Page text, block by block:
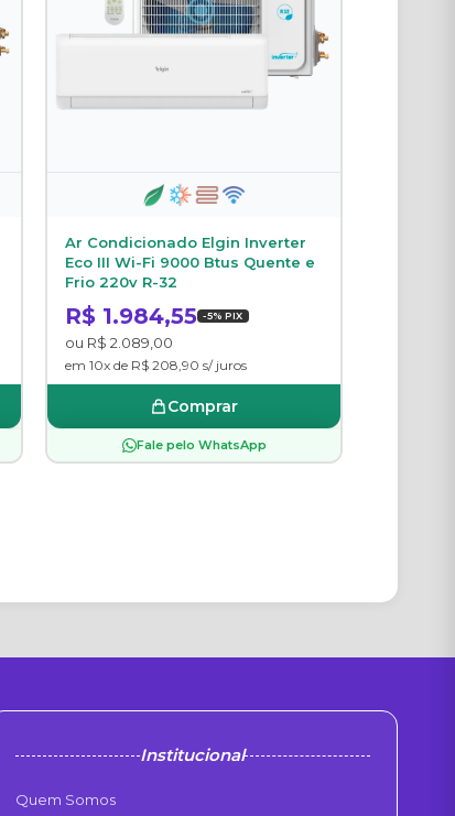
Ar Condicionado Elgin Inverter
Eco III Wi-Fi 9000 Btus Quente e
Frio 220v R-32
R$ 1.984,55 -5% PIX
ou R$ 2.089,00
em 10x de R$ 208,90 s/ juros
Comprar
Fale pelo WhatsApp
Institucional
Quem Somos